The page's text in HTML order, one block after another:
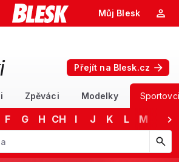
Můj Blesk
Přejít na Blesk.cz
Zpěváci Modelky Sportovci
F G H CH I J K L M
dolů a nahoru procházejte návrhy,